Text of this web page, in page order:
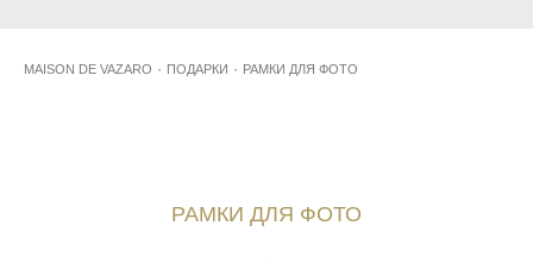
MAISON DE VAZARO · ПОДАРКИ · РАМКИ ДЛЯ ФОТО
РАМКИ ДЛЯ ФОТО